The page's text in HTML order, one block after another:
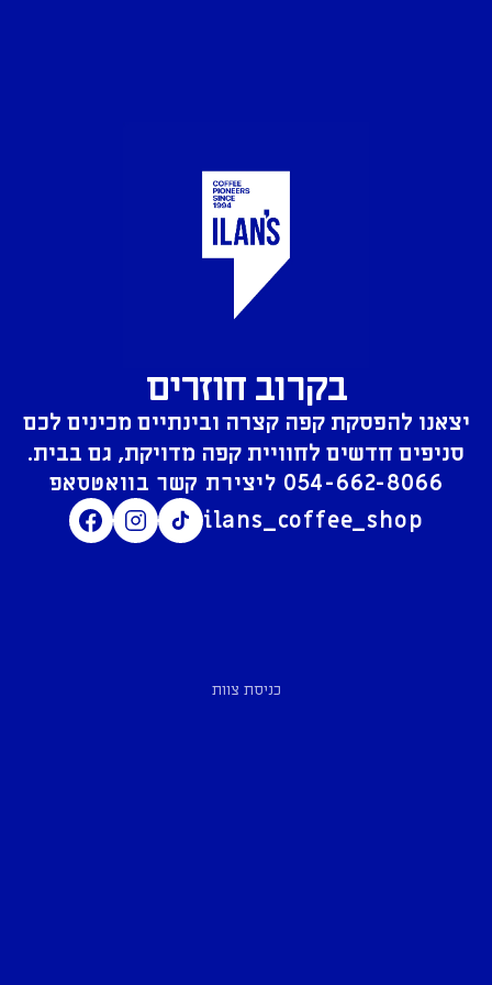
בקרוב חוזרים
יצאנו להפסקת קפה קצרה ובינתיים מכינים לכם
סניפים חדשים לחוויית קפה מדויקת, גם בבית.
054-662-8066
ilans_coffee_shop
כניסת צוות